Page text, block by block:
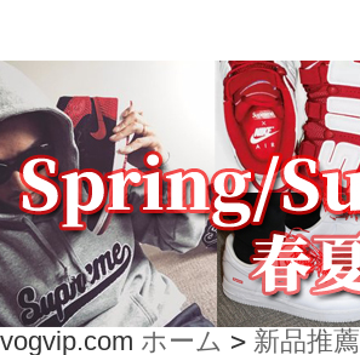
vogvip.com ホーム > 新品推薦